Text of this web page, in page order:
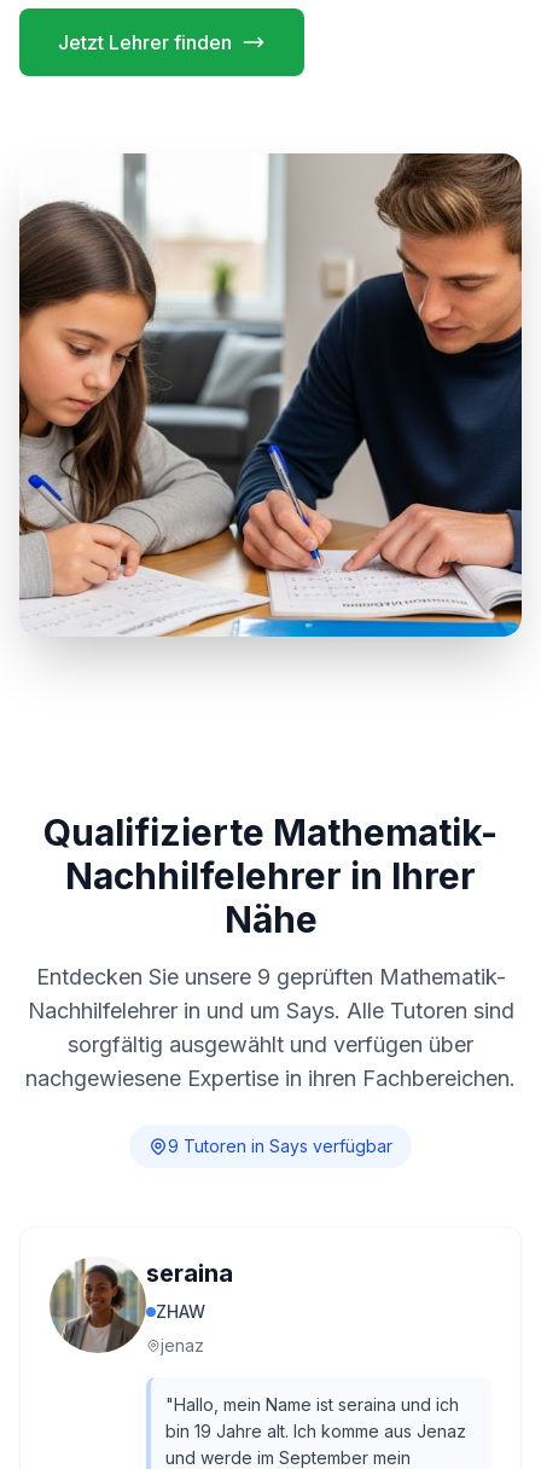
Jetzt Lehrer finden
Qualifizierte Mathematik-
Nachhilfelehrer in Ihrer
Nähe
Entdecken Sie unsere 9 geprüften Mathematik-
Nachhilfelehrer in und um Says. Alle Tutoren sind
sorgfältig ausgewählt und verfügen über
nachgewiesene Expertise in ihren Fachbereichen.
9 Tutoren in Says verfügbar
seraina
ZHAW
jenaz
"Hallo, mein Name ist seraina und ich
bin 19 Jahre alt. Ich komme aus Jenaz
und werde im September mein